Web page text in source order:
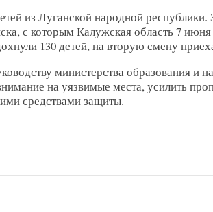
из Луганской народной республики.
с которым Калужская область 7 июня
130 детей, на вторую смену
министерства образования и
на уязвимые места, усилить
средствами защиты.